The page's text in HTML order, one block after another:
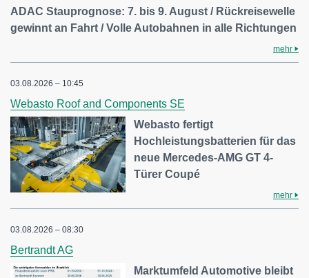
ADAC Stauprognose: 7. bis 9. August / Rückreisewelle
gewinnt an Fahrt / Volle Autobahnen in alle Richtungen
mehr
03.08.2026 – 10:45
Webasto Roof and Components SE
Webasto fertigt
Hochleistungsbatterien für das
neue Mercedes-AMG GT 4-
Türer Coupé
mehr
03.08.2026 – 08:30
Bertrandt AG
Marktumfeld Automotive bleibt